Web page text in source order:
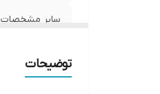
سایر مشخصات
توضیحات